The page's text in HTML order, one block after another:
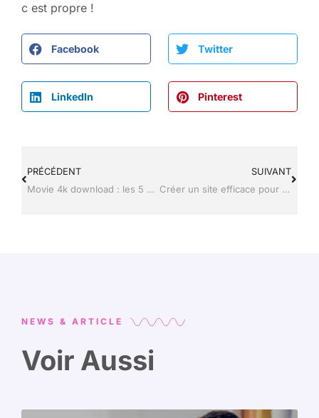
c est propre !
Facebook Twitter
LinkedIn Pinterest
PRÉCÉDENT
Movie 4k download : les 5 meilleurs sites pour le format Ultra HD
SUIVANT
Créer un site efficace pour développer les réservations directes d’un gîte ou d’une chambre d’hôtes
NEWS & ARTICLE
Voir Aussi